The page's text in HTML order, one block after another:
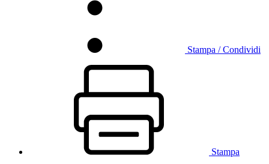
Stampa / Condividi
Stampa